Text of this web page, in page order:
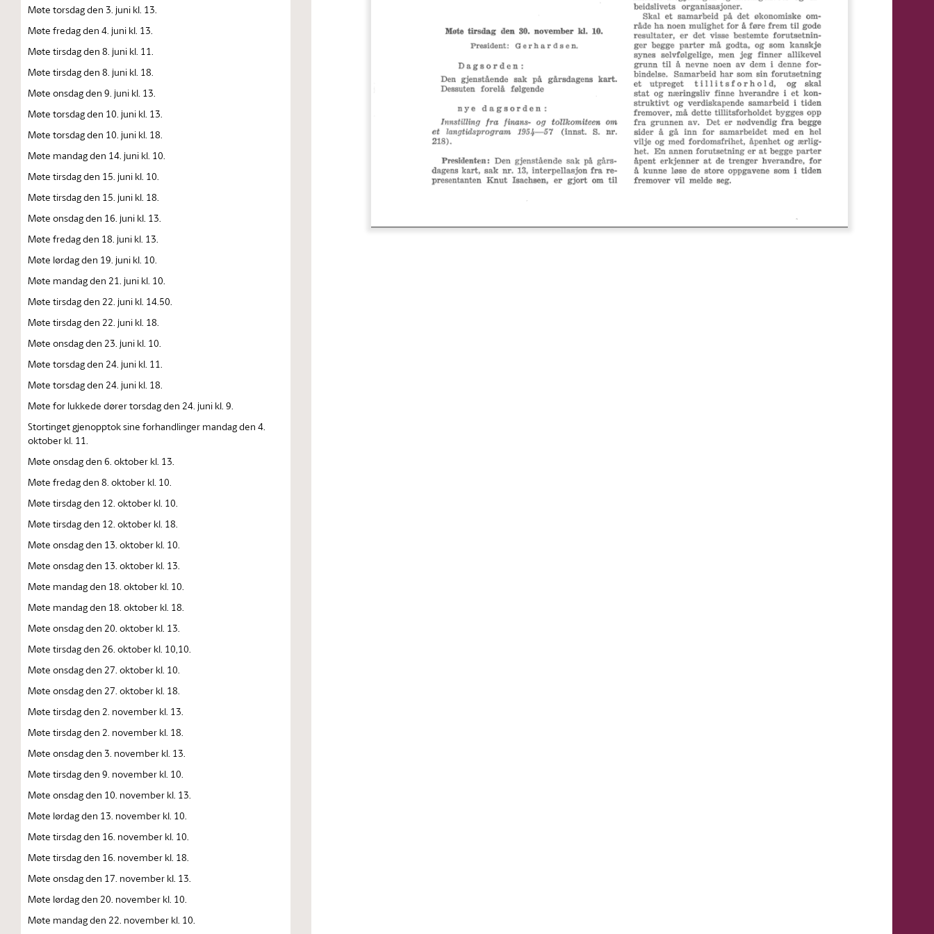
Møte torsdag den 3. juni kl. 13.
Møte fredag den 4. juni kl. 13.
Møte tirsdag den 8. juni kl. 11.
Møte tirsdag den 8. juni kl. 18.
Møte onsdag den 9. juni kl. 13.
Møte torsdag den 10. juni kl. 13.
Møte torsdag den 10. juni kl. 18.
Møte mandag den 14. juni kl. 10.
Møte tirsdag den 15. juni kl. 10.
Møte tirsdag den 15. juni kl. 18.
Møte onsdag den 16. juni kl. 13.
Møte fredag den 18. juni kl. 13.
Møte lørdag den 19. juni kl. 10.
Møte mandag den 21. juni kl. 10.
Møte tirsdag den 22. juni kl. 14.50.
Møte tirsdag den 22. juni kl. 18.
Møte onsdag den 23. juni kl. 10.
Møte torsdag den 24. juni kl. 11.
Møte torsdag den 24. juni kl. 18.
Møte for lukkede dører torsdag den 24. juni kl. 9.
Stortinget gjenopptok sine forhandlinger mandag den 4.
oktober kl. 11.
Møte onsdag den 6. oktober kl. 13.
Møte fredag den 8. oktober kl. 10.
Møte tirsdag den 12. oktober kl. 10.
Møte tirsdag den 12. oktober kl. 18.
Møte onsdag den 13. oktober kl. 10.
Møte onsdag den 13. oktober kl. 13.
Møte mandag den 18. oktober kl. 10.
Møte mandag den 18. oktober kl. 18.
Møte onsdag den 20. oktober kl. 13.
Møte tirsdag den 26. oktober kl. 10,10.
Møte onsdag den 27. oktober kl. 10.
Møte onsdag den 27. oktober kl. 18.
Møte tirsdag den 2. november kl. 13.
Møte tirsdag den 2. november kl. 18.
Møte onsdag den 3. november kl. 13.
Møte tirsdag den 9. november kl. 10.
Møte onsdag den 10. november kl. 13.
Møte lørdag den 13. november kl. 10.
Møte tirsdag den 16. november kl. 10.
Møte tirsdag den 16. november kl. 18.
Møte onsdag den 17. november kl. 13.
Møte lørdag den 20. november kl. 10.
Møte mandag den 22. november kl. 10.